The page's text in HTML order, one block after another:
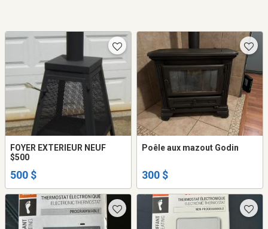
FOYER EXTERIEUR NEUF
$500
500 $
Poêle aux mazout Godin
300 $